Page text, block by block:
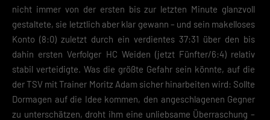
nicht immer von der ersten bis zur letzten Minute glanzvoll
gestaltete, sie letztlich aber klar gewann – und sein makelloses
Konto (8:0) zuletzt durch ein verdientes 37:31 über den bis
dahin ersten Verfolger HC Weiden (jetzt Fünfter/6:4) relativ
stabil verteidigte. Was die größte Gefahr sein könnte, auf die
der TSV mit Trainer Moritz Adam sicher hinarbeiten wird: Sollte
Dormagen auf die Idee kommen, den angeschlagenen Gegner
zu unterschätzen, droht ihm eine unliebsame Überraschung –